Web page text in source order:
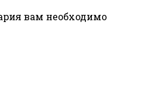
вам необходимо